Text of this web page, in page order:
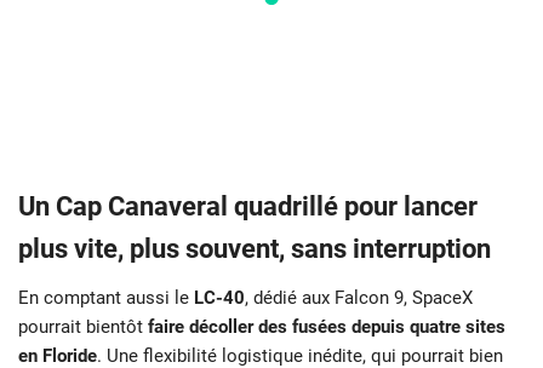
Un Cap Canaveral quadrillé pour lancer
plus vite, plus souvent, sans interruption
En comptant aussi le LC-40, dédié aux Falcon 9, SpaceX
pourrait bientôt faire décoller des fusées depuis quatre sites
en Floride. Une flexibilité logistique inédite, qui pourrait bien